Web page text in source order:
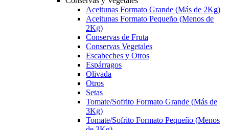
Aceitunas Formato Grande (Más de 2Kg)
Aceitunas Formato Pequeño (Menos de
2Kg)
Conservas de Fruta
Conservas Vegetales
Escabeches y Otros
Espárragos
Olivada
Otros
Setas
Tomate/Sofrito Formato Grande (Más de
3Kg)
Tomate/Sofrito Formato Pequeño (Menos